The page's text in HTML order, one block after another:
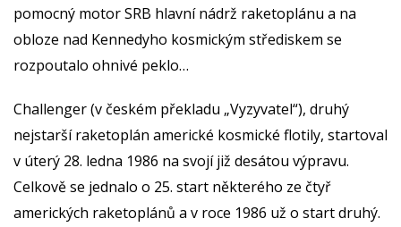
pomocný motor SRB hlavní nádrž raketoplánu a na
obloze nad Kennedyho kosmickým střediskem se
rozpoutalo ohnivé peklo…
Challenger (v českém překladu „Vyzyvatel“), druhý
nejstarší raketoplán americké kosmické flotily, startoval
v úterý 28. ledna 1986 na svojí již desátou výpravu.
Celkově se jednalo o 25. start některého ze čtyř
amerických raketoplánů a v roce 1986 už o start druhý.